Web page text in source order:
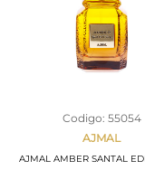
Codigo: 55054
AJMAL
AJMAL AMBER SANTAL